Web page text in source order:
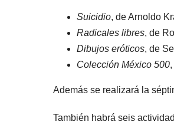
Suicidio, de Arnoldo
Radicales libres, de
Dibujos eróticos, de
Colección México 500
Además se realizará la
También habrá seis